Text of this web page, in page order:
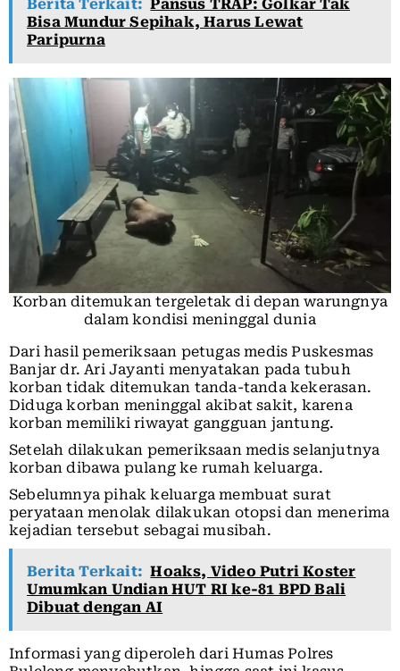
Berita Terkait: Pansus TRAP: Golkar Tak
Bisa Mundur Sepihak, Harus Lewat
Paripurna
Korban ditemukan tergeletak di depan warungnya
dalam kondisi meninggal dunia
Dari hasil pemeriksaan petugas medis Puskesmas
Banjar dr. Ari Jayanti menyatakan pada tubuh
korban tidak ditemukan tanda-tanda kekerasan.
Diduga korban meninggal akibat sakit, karena
korban memiliki riwayat gangguan jantung.
Setelah dilakukan pemeriksaan medis selanjutnya
korban dibawa pulang ke rumah keluarga.
Sebelumnya pihak keluarga membuat surat
peryataan menolak dilakukan otopsi dan menerima
kejadian tersebut sebagai musibah.
Berita Terkait: Hoaks, Video Putri Koster
Umumkan Undian HUT RI ke-81 BPD Bali
Dibuat dengan AI
Informasi yang diperoleh dari Humas Polres